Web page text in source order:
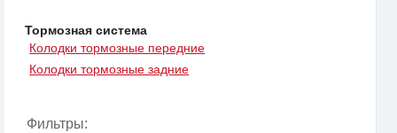
Тормозная система
Колодки тормозные передние
Колодки тормозные задние
Фильтры: